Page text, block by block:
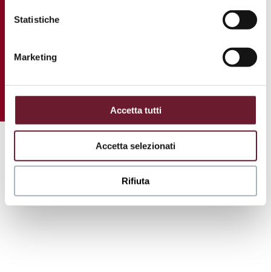
Statistiche
Marketing
Accetta tutti
Accetta selezionati
Rifiuta